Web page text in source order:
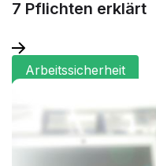
7 Pflichten erklärt
Arbeitssicherheit